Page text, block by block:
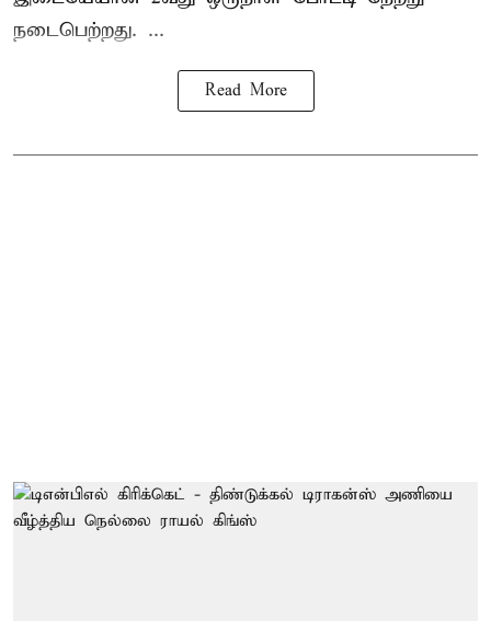
நடைபெற்றது. ...
Read More